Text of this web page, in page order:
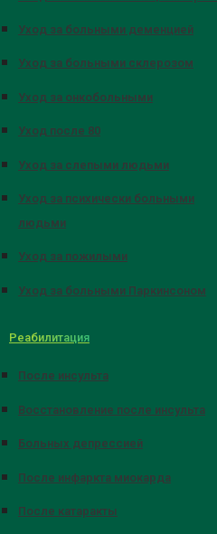
Уход за больными деменцией
Уход за больными склерозом
Уход за онкобольными
Уход после 80
Уход за слепыми людьми
Уход за психически больными
людьми
Уход за пожилыми
Уход за больными Паркинсоном
Реабилитация
После инсульта
Восстановление после инсульта
Больных депрессией
После инфаркта миокарда
После катаракты